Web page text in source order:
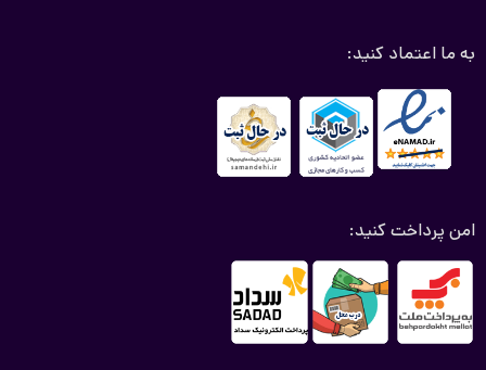
می‌شود که انتخاب مناسب آن می‌تواند تاثیر زیادی برحفاظت و راحتی
داخلی خودرو را داشته باشد. با توجه به نیاز و نوع خودرو خود، انتخاب
آفتابگیر با جنس مناسب می‌تواند به شما کمک کند تا از داغ شدن
خرید آفتابگیر عقب خودرو
اگر به دنبال راهی برای حفاظت از فضای داخلی خودرو خود هستید،
خرید آفتابگیر عقب خودرو می‌تواند بهترین انتخاب برای شما باشد. این
ابزار نه تنها حفاظت از خودروی شما را تضمین می‌کند ، بلکه راحتی
به ما اعتماد کنید:
امن پرداخت کنید: